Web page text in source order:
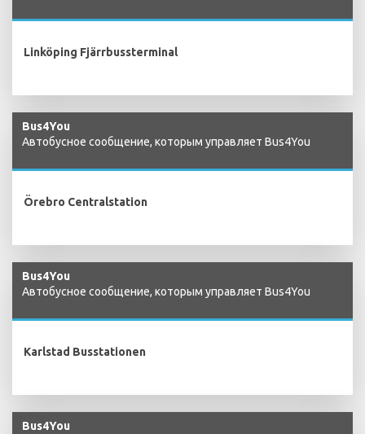
Linköping Fjärrbussterminal
Bus4You
Автобусное сообщение, которым управляет Bus4You
Örebro Centralstation
Bus4You
Автобусное сообщение, которым управляет Bus4You
Karlstad Busstationen
Bus4You